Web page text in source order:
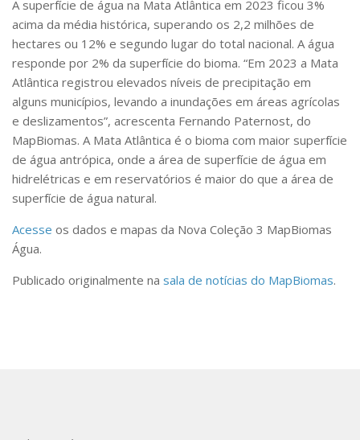
A superfície de água na Mata Atlântica em 2023 ficou 3%
acima da média histórica, superando os 2,2 milhões de
hectares ou 12% e segundo lugar do total nacional. A água
responde por 2% da superfície do bioma. “Em 2023 a Mata
Atlântica registrou elevados níveis de precipitação em
alguns municípios, levando a inundações em áreas agrícolas
e deslizamentos”, acrescenta Fernando Paternost, do
MapBiomas. A Mata Atlântica é o bioma com maior superfície
de água antrópica, onde a área de superfície de água em
hidrelétricas e em reservatórios é maior do que a área de
superfície de água natural.
Acesse os dados e mapas da Nova Coleção 3 MapBiomas
Água.
Publicado originalmente na sala de notícias do MapBiomas.